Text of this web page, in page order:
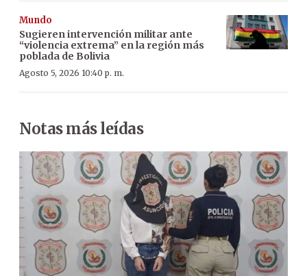
Mundo
Sugieren intervención militar ante
“violencia extrema” en la región más
poblada de Bolivia
Agosto 5, 2026 10:40 p. m.
Notas más leídas